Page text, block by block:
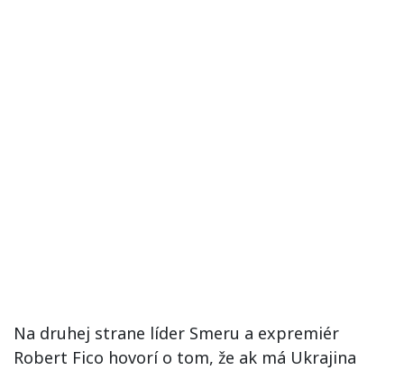
Na druhej strane líder Smeru a expremiér
Robert Fico hovorí o tom, že ak má Ukrajina